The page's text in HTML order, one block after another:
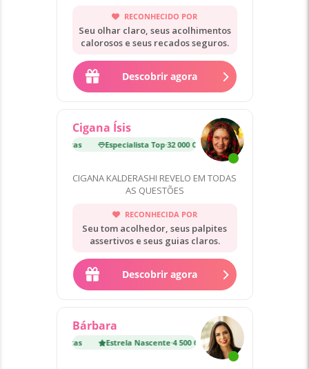
RECONHECIDO POR
Seu olhar claro, seus acolhimentos
calorosos e seus recados seguros.
Descobrir agora
Cigana Ísis
Especialista Top· 32 000 Consultas
CIGANA KALDERASHI REVELO EM TODAS
AS QUESTÕES
RECONHECIDA POR
Seu tom acolhedor, seus palpites
assertivos e seus guias claros.
Descobrir agora
Bárbara
Estrela Nascente·4 500 Consultas